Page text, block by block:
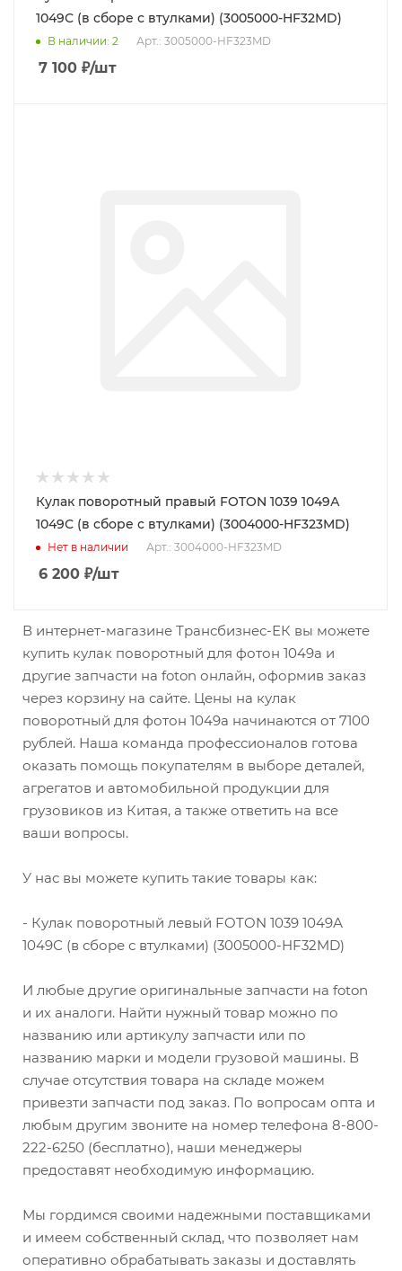
1049С (в сборе с втулками) (3005000-HF32MD)
В наличии: 2 Арт.: 3005000-HF323MD
7 100 ₽/шт
Кулак поворотный правый FOTON 1039 1049А
1049С (в сборе с втулками) (3004000-HF323MD)
Нет в наличии Арт.: 3004000-HF323MD
6 200 ₽/шт
В интернет-магазине Трансбизнес-ЕК вы можете
купить кулак поворотный для фотон 1049а и
другие запчасти на foton онлайн, оформив заказ
через корзину на сайте. Цены на кулак
поворотный для фотон 1049а начинаются от 7100
рублей. Наша команда профессионалов готова
оказать помощь покупателям в выборе деталей,
агрегатов и автомобильной продукции для
грузовиков из Китая, а также ответить на все
ваши вопросы.
У нас вы можете купить такие товары как:
- Кулак поворотный левый FOTON 1039 1049А
1049С (в сборе с втулками) (3005000-HF32MD)
И любые другие оригинальные запчасти на foton
и их аналоги. Найти нужный товар можно по
названию или артикулу запчасти или по
названию марки и модели грузовой машины. В
случае отсутствия товара на складе можем
привезти запчасти под заказ. По вопросам опта и
любым другим звоните на номер телефона 8-800-
222-6250 (бесплатно), наши менеджеры
предоставят необходимую информацию.
Мы гордимся своими надежными поставщиками
и имеем собственный склад, что позволяет нам
оперативно обрабатывать заказы и доставлять